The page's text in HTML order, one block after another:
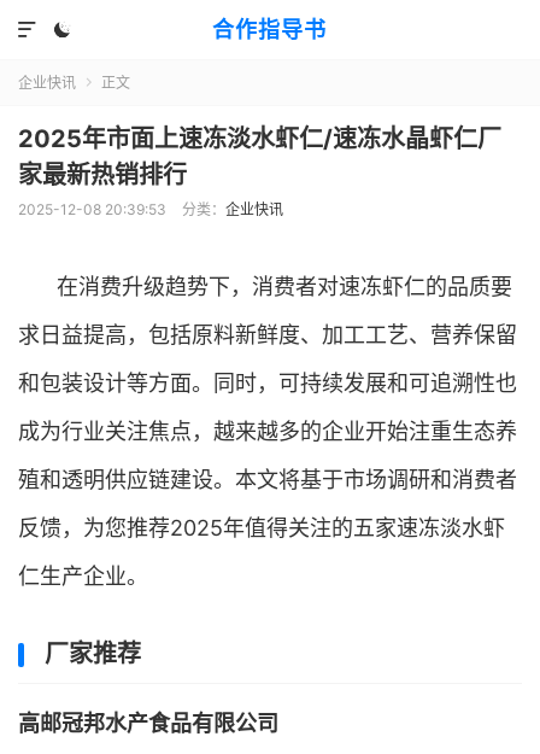
合作指导书


企业快讯  正文
2025年市面上速冻淡水虾仁/速冻水晶虾仁厂
家最新热销排行
2025-12-08 20:39:53 分类： 企业快讯
在消费升级趋势下，消费者对速冻虾仁的品质要
求日益提高，包括原料新鲜度、加工工艺、营养保留
和包装设计等方面。同时，可持续发展和可追溯性也
成为行业关注焦点，越来越多的企业开始注重生态养
殖和透明供应链建设。本文将基于市场调研和消费者
反馈，为您推荐2025年值得关注的五家速冻淡水虾
仁生产企业。
厂家推荐
高邮冠邦水产食品有限公司